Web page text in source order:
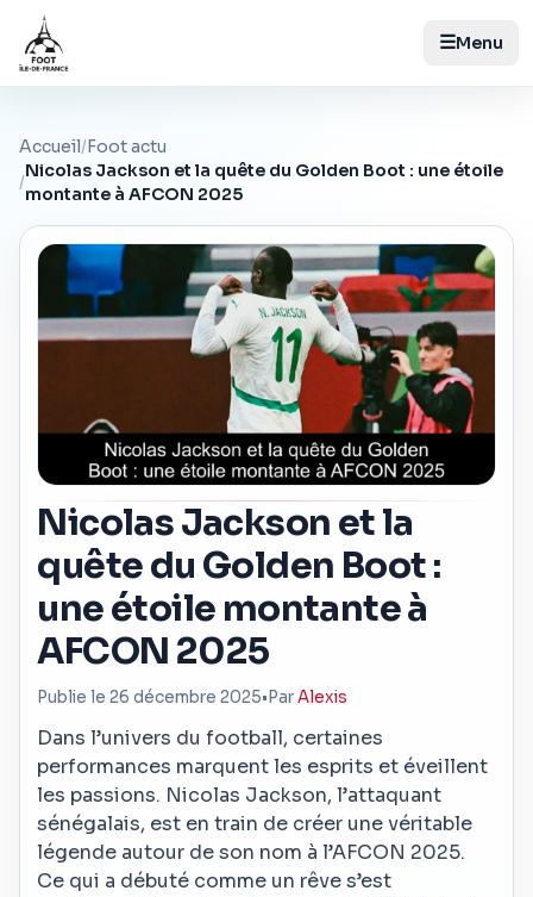
☰Menu
Accueil/Foot actu
/
Nicolas Jackson et la quête du Golden Boot : une étoile
montante à AFCON 2025
Nicolas Jackson et la
quête du Golden Boot :
une étoile montante à
AFCON 2025
Publie le 26 décembre 2025• ParAlexis
Dans l’univers du football, certaines
performances marquent les esprits et éveillent
les passions. Nicolas Jackson, l’attaquant
sénégalais, est en train de créer une véritable
légende autour de son nom à l’AFCON 2025.
Ce qui a débuté comme un rêve s’est